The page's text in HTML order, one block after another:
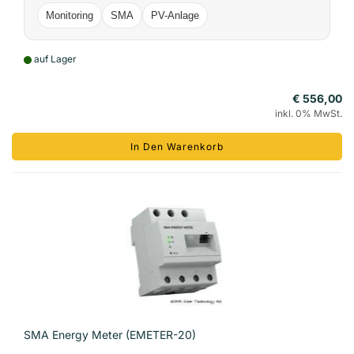
Monitoring SMA PV-Anlage
auf Lager
€ 556,00
inkl. 0% MwSt.
In Den Warenkorb
SMA Energy Meter (EMETER-20)